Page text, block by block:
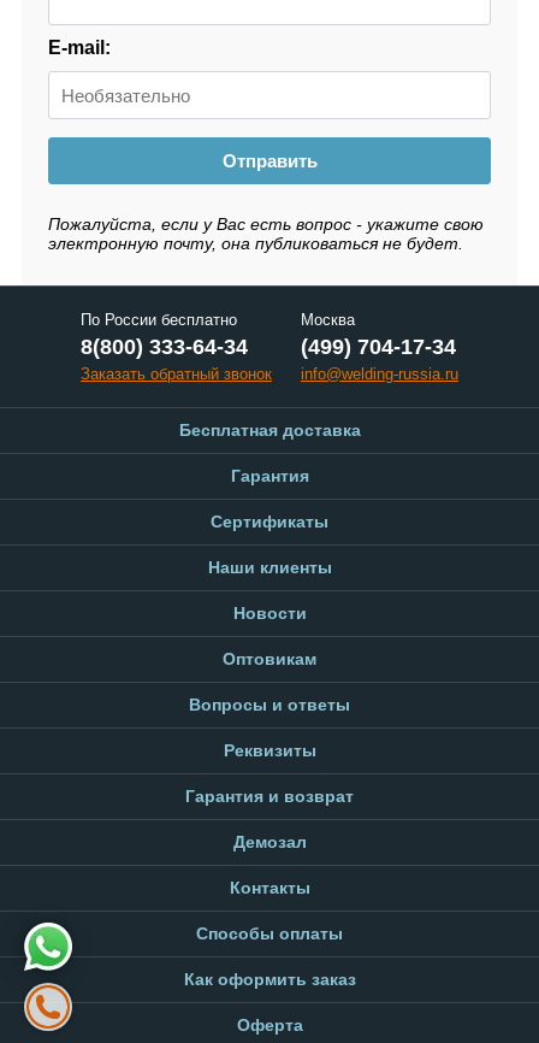
E-mail:
Отправить
Пожалуйста, если у Вас есть вопрос - укажите свою
электронную почту, она публиковаться не будет.
По России бесплатно
8(800) 333-64-34
Заказать обратный звонок
Москва
(499) 704-17-34
info@welding-russia.ru
Бесплатная доставка
Гарантия
Сертификаты
Наши клиенты
Новости
Оптовикам
Вопросы и ответы
Реквизиты
Гарантия и возврат
Демозал
Контакты
Способы оплаты
Как оформить заказ
Оферта